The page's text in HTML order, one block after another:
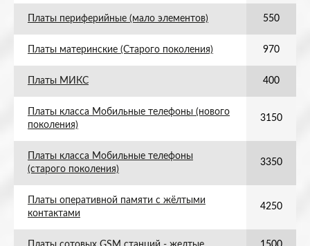
Платы периферийные (мало элементов) 550
Платы материнские (Старого поколения) 970
Платы МИКС 400
Платы класса Мобильные телефоны (нового
поколения)
3150
Платы класса Мобильные телефоны
(старого поколения)
3350
Платы оперативной памяти с жёлтыми
контактами
4250